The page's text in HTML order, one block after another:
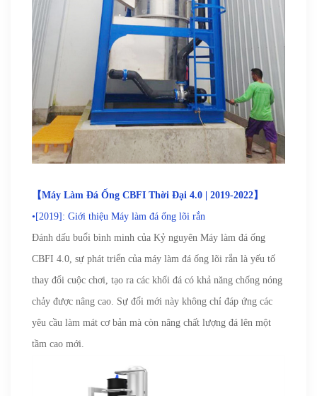
【Máy Làm Đá Ống CBFI Thời Đại 4.0 | 2019-2022】
•[2019]: Giới thiệu Máy làm đá ống lõi rắn
Đánh dấu buổi bình minh của Kỷ nguyên Máy làm đá ống
CBFI 4.0, sự phát triển của máy làm đá ống lõi rắn là yếu tố
thay đổi cuộc chơi, tạo ra các khối đá có khả năng chống nóng
chảy được nâng cao. Sự đổi mới này không chỉ đáp ứng các
yêu cầu làm mát cơ bản mà còn nâng chất lượng đá lên một
tầm cao mới.